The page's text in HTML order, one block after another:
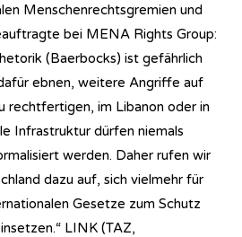
Menschenrechtsgremien und
bei MENA Rights Group:
(Baerbocks) ist gefährlich
ebnen, weitere Angriffe auf
rechtfertigen, im Libanon oder in
Infrastruktur dürfen niemals
werden. Daher rufen wir
dazu auf, sich vielmehr für
Gesetze zum Schutz
LINK (TAZ,